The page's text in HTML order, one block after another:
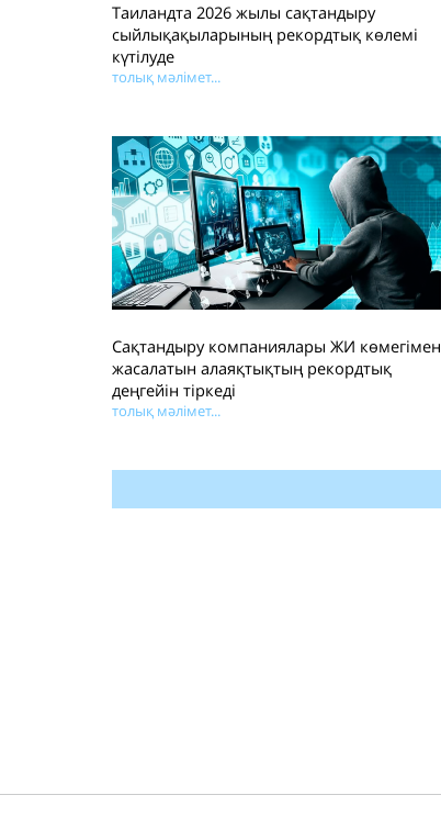
Таиландта 2026 жылы сақтандыру
сыйлықақыларының рекордтық көлемі
күтілуде
толық мәлімет...
Сақтандыру компаниялары ЖИ көмегімен
жасалатын алаяқтықтың рекордтық
деңгейін тіркеді
толық мәлімет...